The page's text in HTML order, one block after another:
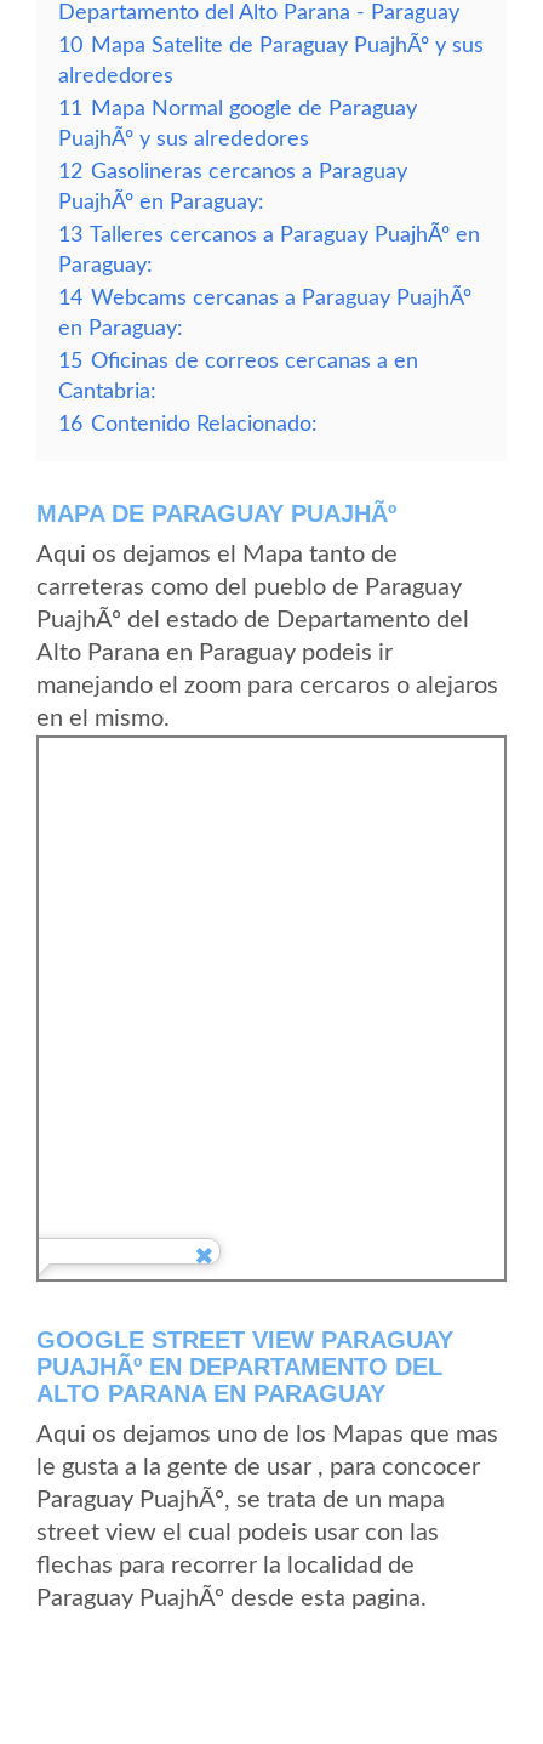
Departamento del Alto Parana - Paraguay
10 Mapa Satelite de Paraguay PuajhÃº y sus
alrededores
11
Mapa Normal google de Paraguay
PuajhÃº y sus alrededores
12 Gasolineras cercanos a Paraguay
PuajhÃº en Paraguay:
13 Talleres cercanos a Paraguay PuajhÃº en
Paraguay:
14 Webcams cercanas a Paraguay PuajhÃº
en Paraguay:
15 Oficinas de correos cercanas a en
Cantabria:
16 Contenido Relacionado:
MAPA DE PARAGUAY PUAJHÃº
Aqui os dejamos el Mapa tanto de
carreteras como del pueblo de Paraguay
PuajhÃº del estado de Departamento del
Alto Parana en Paraguay podeis ir
manejando el zoom para cercaros o alejaros
en el mismo.
GOOGLE STREET VIEW PARAGUAY
PUAJHÃº EN DEPARTAMENTO DEL
ALTO PARANA EN PARAGUAY
Aqui os dejamos uno de los Mapas que mas
le gusta a la gente de usar , para concocer
Paraguay PuajhÃº, se trata de un mapa
street view el cual podeis usar con las
flechas para recorrer la localidad de
Paraguay PuajhÃº desde esta pagina.